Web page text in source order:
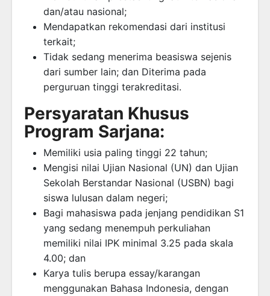
dan/atau nasional;
Mendapatkan rekomendasi dari institusi
terkait;
Tidak sedang menerima beasiswa sejenis
dari sumber lain; dan Diterima pada
perguruan tinggi terakreditasi.
Persyaratan Khusus
Program Sarjana:
Memiliki usia paling tinggi 22 tahun;
Mengisi nilai Ujian Nasional (UN) dan Ujian
Sekolah Berstandar Nasional (USBN) bagi
siswa lulusan dalam negeri;
Bagi mahasiswa pada jenjang pendidikan S1
yang sedang menempuh perkuliahan
memiliki nilai IPK minimal 3.25 pada skala
4.00; dan
Karya tulis berupa essay/karangan
menggunakan Bahasa Indonesia, dengan